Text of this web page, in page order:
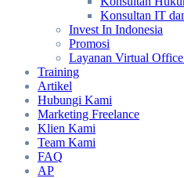
Konsultan IT
Invest In Indonesia
Promosi
Layanan Virtual Office
Training
Artikel
Hubungi Kami
Marketing Freelance
Klien Kami
Team Kami
FAQ
AP